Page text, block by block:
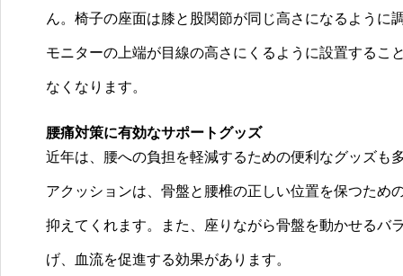
ん。椅子の座面は膝と股関節が同じ高さになるよう
モニターの上端が目線の高さにくるように設置するこ
なくなります。
腰痛対策に有効なサポートグッズ
近年は、腰への負担を軽減するための便利なグッズも
アクッションは、骨盤と腰椎の正しい位置を保つため
抑えてくれます。また、座りながら骨盤を動かせるバ
げ、血流を促進する効果があります。